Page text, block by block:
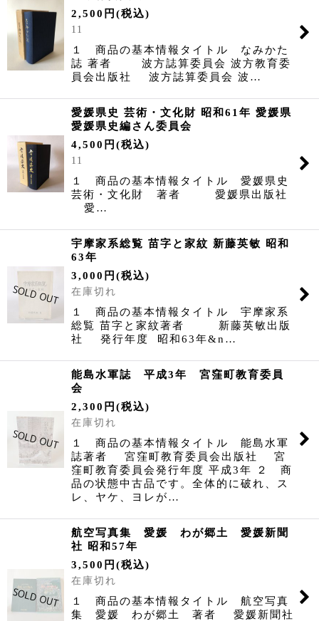
2,500 円 (税込)
11
１ 商品の基本情報タイトル なみかた
誌 著者 波方誌算委員会 波方教育委
員会出版社 波方誌算委員会 波…
愛媛県史 芸術・文化財 昭和61年 愛媛県
愛媛県史編さん委員会
4,500 円 (税込)
11
１ 商品の基本情報タイトル 愛媛県史
芸術・文化財 著者 愛媛県出版社
愛…
宇摩家系総覧 苗字と家紋 新藤英敏 昭和
63年
3,000 円 (税込)
在庫切れ
１ 商品の基本情報タイトル 宇摩家系
総覧 苗字と家紋著者 新藤英敏出版
社 発行年度 昭和63年&n…
能島水軍誌 平成3年 宮窪町教育委員
会
2,300 円 (税込)
在庫切れ
１ 商品の基本情報タイトル 能島水軍
誌著者 宮窪町教育委員会出版社 宮
窪町教育委員会発行年度 平成3年 ２ 商
品の状態中古品です。全体的に破れ、ス
レ、ヤケ、ヨレが…
航空写真集 愛媛 わが郷土 愛媛新聞
社 昭和57年
3,500 円 (税込)
在庫切れ
１ 商品の基本情報タイトル 航空写真
集 愛媛 わが郷土 著者 愛媛新聞社